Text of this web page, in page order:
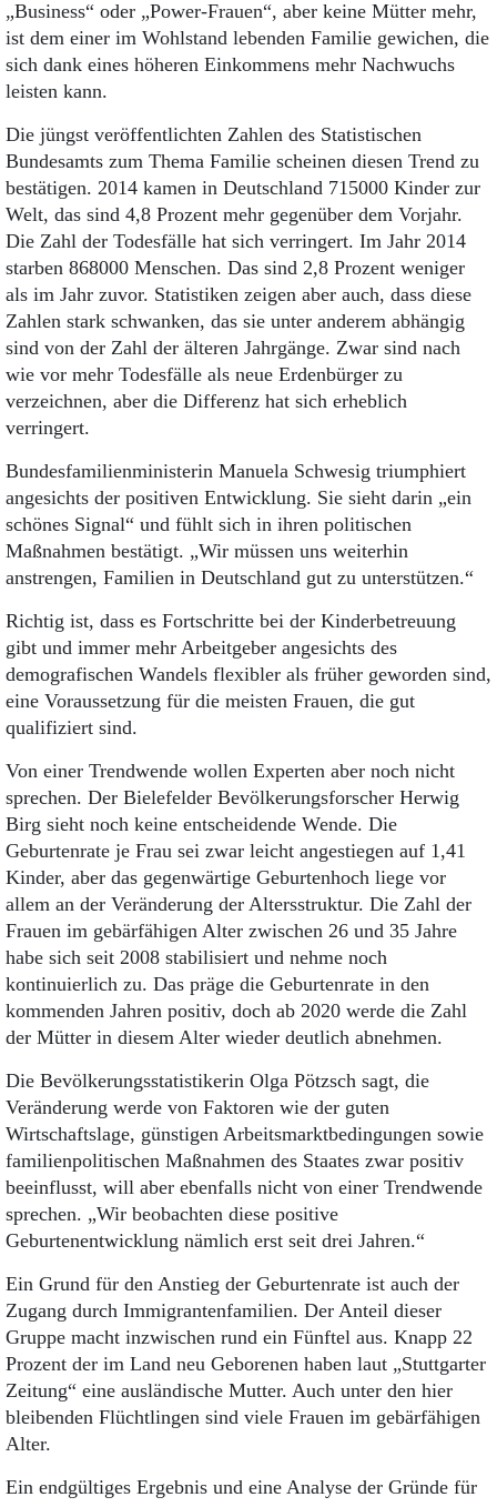
„Business“ oder „Power-Frauen“, aber keine Mütter mehr,
ist dem einer im Wohlstand lebenden Familie gewichen, die
sich dank eines höheren Einkommens mehr Nachwuchs
leisten kann.
Die jüngst veröffentlichten Zahlen des Statistischen
Bundesamts zum Thema Familie scheinen diesen Trend zu
bestätigen. 2014 kamen in Deutschland 715000 Kinder zur
Welt, das sind 4,8 Prozent mehr gegenüber dem Vorjahr.
Die Zahl der Todesfälle hat sich verringert. Im Jahr 2014
starben 868000 Menschen. Das sind 2,8 Prozent weniger
als im Jahr zuvor. Statistiken zeigen aber auch, dass diese
Zahlen stark schwanken, das sie unter anderem abhängig
sind von der Zahl der älteren Jahrgänge. Zwar sind nach
wie vor mehr Todesfälle als neue Erdenbürger zu
verzeichnen, aber die Differenz hat sich erheblich
verringert.
Bundesfamilienministerin Manuela Schwesig triumphiert
angesichts der positiven Entwicklung. Sie sieht darin „ein
schönes Signal“ und fühlt sich in ihren politischen
Maßnahmen bestätigt. „Wir müssen uns weiterhin
anstrengen, Familien in Deutschland gut zu unterstützen.“
Richtig ist, dass es Fortschritte bei der Kinderbetreuung
gibt und immer mehr Arbeitgeber angesichts des
demografischen Wandels flexibler als früher geworden sind,
eine Voraussetzung für die meisten Frauen, die gut
qualifiziert sind.
Von einer Trendwende wollen Experten aber noch nicht
sprechen. Der Bielefelder Bevölkerungsforscher Herwig
Birg sieht noch keine entscheidende Wende. Die
Geburtenrate je Frau sei zwar leicht angestiegen auf 1,41
Kinder, aber das gegenwärtige Geburtenhoch liege vor
allem an der Veränderung der Altersstruktur. Die Zahl der
Frauen im gebärfähigen Alter zwischen 26 und 35 Jahre
habe sich seit 2008 stabilisiert und nehme noch
kontinuierlich zu. Das präge die Geburtenrate in den
kommenden Jahren positiv, doch ab 2020 werde die Zahl
der Mütter in diesem Alter wieder deutlich abnehmen.
Die Bevölkerungsstatistikerin Olga Pötzsch sagt, die
Veränderung werde von Faktoren wie der guten
Wirtschaftslage, günstigen Arbeitsmarktbedingungen sowie
familienpolitischen Maßnahmen des Staates zwar positiv
beeinflusst, will aber ebenfalls nicht von einer Trendwende
sprechen. „Wir beobachten diese positive
Geburtenentwicklung nämlich erst seit drei Jahren.“
Ein Grund für den Anstieg der Geburtenrate ist auch der
Zugang durch Immigrantenfamilien. Der Anteil dieser
Gruppe macht inzwischen rund ein Fünftel aus. Knapp 22
Prozent der im Land neu Geborenen haben laut „Stuttgarter
Zeitung“ eine ausländische Mutter. Auch unter den hier
bleibenden Flüchtlingen sind viele Frauen im gebärfähigen
Alter.
Ein endgültiges Ergebnis und eine Analyse der Gründe für